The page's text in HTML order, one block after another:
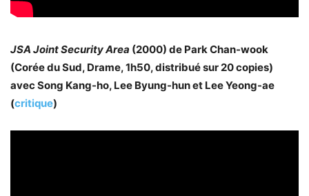
JSA Joint Security Area (2000) de Park Chan-wook
(Corée du Sud, Drame, 1h50, distribué sur 20 copies)
avec Song Kang-ho, Lee Byung-hun et Lee Yeong-ae
(critique)